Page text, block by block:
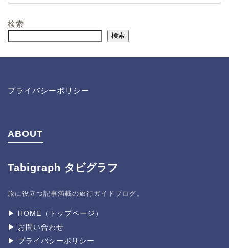
検索
検索
プライバシーポリシー
ABOUT
Tabigraph タビグラフ
旅に役立つ記事満載の旅行ガイドブログ。
▶︎ HOME（トップページ）
▶︎ お問い合わせ
▶︎ プライバシーポリシー